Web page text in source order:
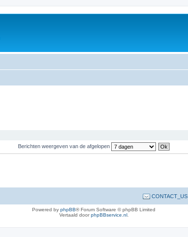
Berichten weergeven van de afgelopen
CONTACT_US
Powered by phpBB® Forum Software © phpBB Limited
Vertaald doorphpBBservice.nl.